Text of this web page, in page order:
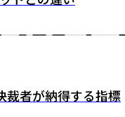
裁者が納得する指標